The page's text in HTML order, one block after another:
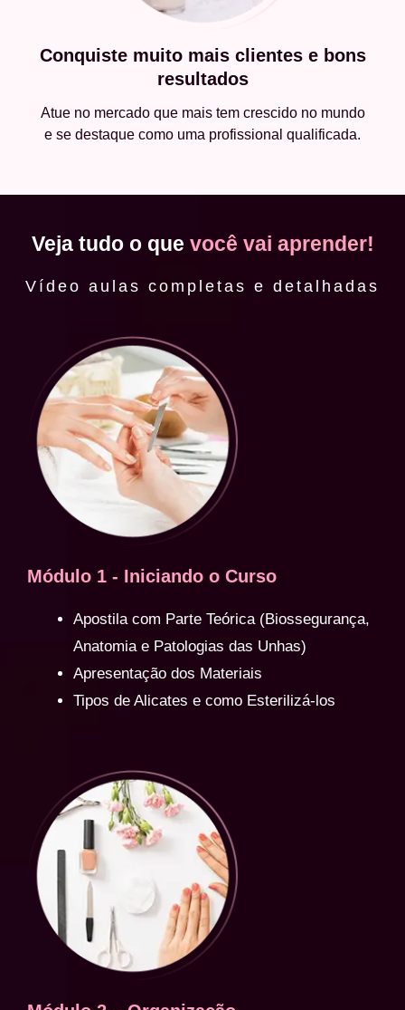
Conquiste muito mais clientes e bons
resultados
Atue no mercado que mais tem crescido no mundo
e se destaque como uma profissional qualificada.
Veja tudo o que você vai aprender!
Vídeo aulas completas e detalhadas
Módulo 1 - Iniciando o Curso
Apostila com Parte Teórica (Biossegurança,
Anatomia e Patologias das Unhas)
Apresentação dos Materiais
Tipos de Alicates e como Esterilizá-los